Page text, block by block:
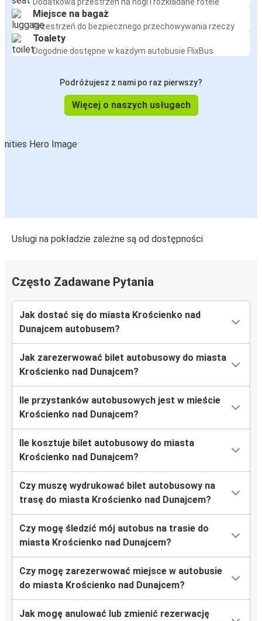
Władysławowo
Krościenko nad Dunajcem
Szczawnica
Czorsztyn
Krościenko nad Dunajcem
Krościenko nad Dunajcem
Gdańsk
Krościenko nad Dunajcem
Łódź
Krościenko nad Dunajcem
Port Lotniczy Gdańsk
Czorsztyn
Krościenko nad Dunajcem
Krościenko nad Dunajcem
Ostróda
Krościenko nad Dunajcem
Elbląg
Łódź
Dodatkowa przestrzeń na nogi i rozkładane fotele
Miejsce na bagaż
Przestrzeń do bezpiecznego przechowywania rzeczy
Toalety
Dogodnie dostępne w każdym autobusie FlixBus
Podróżujesz z nami po raz pierwszy?
Więcej o naszych usługach
Usługi na pokładzie zależne są od dostępności
Często Zadawane Pytania
Jak dostać się do miasta Krościenko nad
Dunajcem autobusem?
Jak zarezerwować bilet autobusowy do miasta
Krościenko nad Dunajcem?
Ile przystanków autobusowych jest w mieście
Krościenko nad Dunajcem?
Ile kosztuje bilet autobusowy do miasta
Krościenko nad Dunajcem?
Czy muszę wydrukować bilet autobusowy na
trasę do miasta Krościenko nad Dunajcem?
Czy mogę śledzić mój autobus na trasie do
miasta Krościenko nad Dunajcem?
Czy mogę zarezerwować miejsce w autobusie
do miasta Krościenko nad Dunajcem?
Jak mogę anulować lub zmienić rezerwację